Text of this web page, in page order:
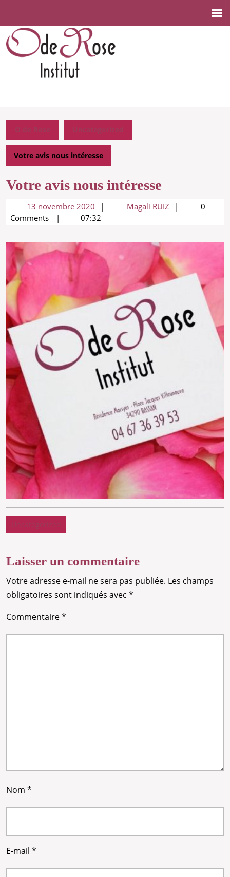
Aller
au
contenu
Votre avis nous intéresse
Votre avis nous intéresse
13 novembre 202013
novembre
Magali RUIZMagali
0
Comments
07:32
Laisser un commentaire
Votre adresse e-mail ne sera pas publiée. Les champs
obligatoires sont indiqués avec *
Commentaire*
Nom *
E-mail *